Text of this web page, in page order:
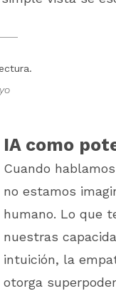
IA como
Cuando
no estamos
humano. Lo que
nuestras
intuición, la
otorga